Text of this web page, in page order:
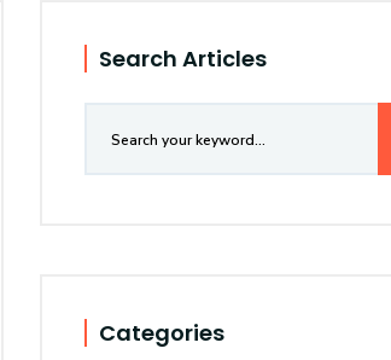
Search Articles
Categories